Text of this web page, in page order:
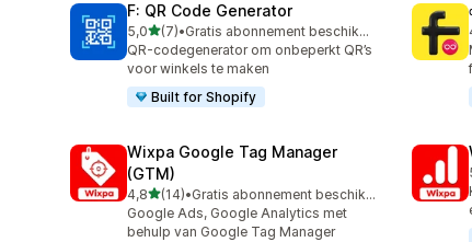
F: QR Code Generator
5,0van 5 sterren
(7)
7 recensies in totaal
•
Gratis abonnement beschikbaar
QR-codegenerator om onbeperkt QR’s
voor winkels te maken
Built for Shopify
Wixpa Google Tag Manager
(GTM)
4,8van 5 sterren
(14)
14 recensies in totaal
•
Gratis abonnement beschikbaar
Google Ads, Google Analytics met
behulp van Google Tag Manager